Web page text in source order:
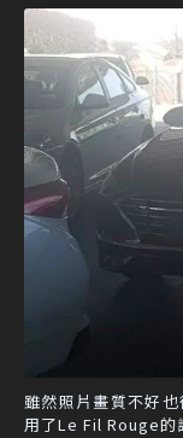
雖然照片畫質不好
用了Le Fil Rouge的